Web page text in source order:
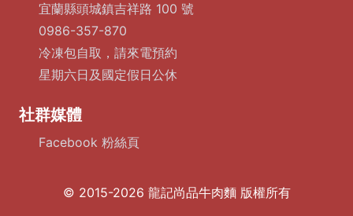
宜蘭縣頭城鎮吉祥路 100 號
0986-357-870
冷凍包自取，請來電預約
星期六日及國定假日公休
社群媒體
Facebook 粉絲頁
© 2015-2026 龍記尚品牛肉麵 版權所有